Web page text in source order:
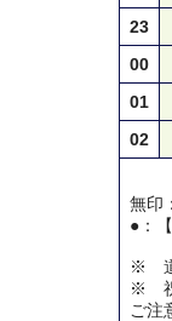
23
00
01
02
無印
●：
※ 道
※ 祝
ご注